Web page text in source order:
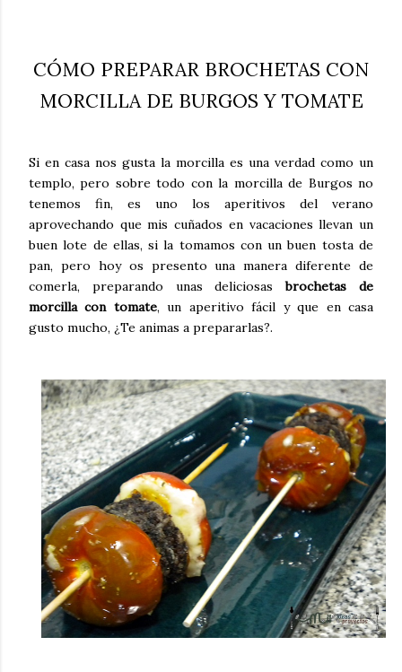
CÓMO PREPARAR BROCHETAS CON
MORCILLA DE BURGOS Y TOMATE
Si en casa nos gusta la morcilla es una verdad como un
templo, pero sobre todo con la morcilla de Burgos no
tenemos fin, es uno los aperitivos del verano
aprovechando que mis cuñados en vacaciones llevan un
buen lote de ellas, si la tomamos con un buen tosta de
pan, pero hoy os presento una manera diferente de
comerla, preparando unas deliciosasbrochetas de
morcilla con tomate, un aperitivo fácil y que en casa
gusto mucho, ¿Te animas a prepararlas?.